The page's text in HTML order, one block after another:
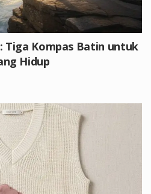
Tiga Kompas Batin untuk
Hidup